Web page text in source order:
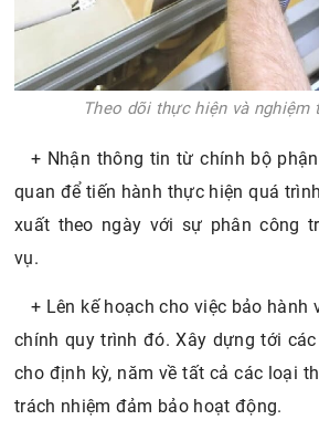
Theo dõi thực hiện và nghiệm
+ Nhận thông tin từ chính bộ
quan để tiến hành thực hiện quá
xuất theo ngày với sự phân công
vụ.
+ Lên kế hoạch cho việc bảo hành
chính quy trình đó. Xây dựng tới
cho định kỳ, năm về tất cả các loại
trách nhiệm đảm bảo hoạt động.